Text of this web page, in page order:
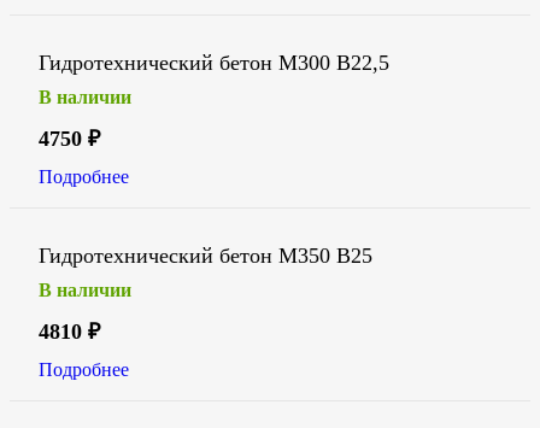
Гидротехнический бетон М300 В22,5
В наличии
4750 ₽
Подробнее
Гидротехнический бетон М350 В25
В наличии
4810 ₽
Подробнее